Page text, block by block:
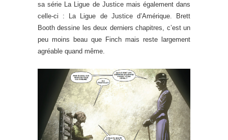
sa série La Ligue de Justice mais également dans
celle-ci : La Ligue de Justice d’Amérique. Brett
Booth dessine les deux derniers chapitres, c’est un
peu moins beau que Finch mais reste largement
agréable quand même.